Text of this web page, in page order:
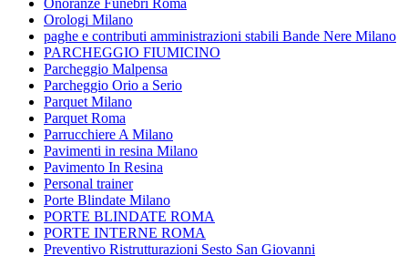
Orologi Milano
paghe e contributi amministrazioni stabili Bande Nere Milano
PARCHEGGIO FIUMICINO
Parcheggio Malpensa
Parcheggio Orio a Serio
Parquet Milano
Parquet Roma
Parrucchiere A Milano
Pavimenti in resina Milano
Pavimento In Resina
Personal trainer
Porte Blindate Milano
PORTE BLINDATE ROMA
PORTE INTERNE ROMA
Preventivo Ristrutturazioni Sesto San Giovanni